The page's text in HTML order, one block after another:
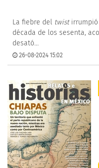
La fiebre del twist
década de los sesenta,
desató...
26-08-2024 15:02